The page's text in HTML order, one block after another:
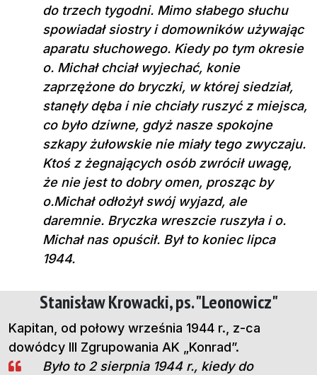
do trzech tygodni. Mimo słabego słuchu
spowiadał siostry i domowników używając
aparatu słuchowego. Kiedy po tym okresie
o. Michał chciał wyjechać, konie
zaprzężone do bryczki, w której siedział,
stanęły dęba i nie chciały ruszyć z miejsca,
co było dziwne, gdyż nasze spokojne
szkapy żułowskie nie miały tego zwyczaju.
Ktoś z żegnających osób zwrócił uwagę,
że nie jest to dobry omen, prosząc by
o.Michał odłożył swój wyjazd, ale
daremnie. Bryczka wreszcie ruszyła i o.
Michał nas opuścił. Był to koniec lipca
1944.
Stanisław Krowacki, ps. "Leonowicz"
Kapitan, od połowy września 1944 r., z-ca
dowódcy III Zgrupowania AK „Konrad”.
Było to 2 sierpnia 1944 r., kiedy do